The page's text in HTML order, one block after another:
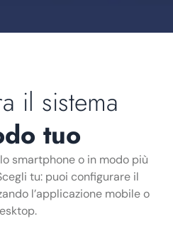
il sistema
tuo
smartphone o in modo più
tu: puoi configurare il
l’applicazione mobile o